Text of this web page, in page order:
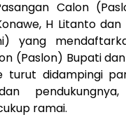
Calon
H Litanto dan
yang
(Paslon) Bupati
turut didampingi
ramai.